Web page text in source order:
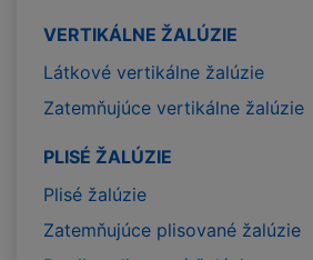
VERTIKÁLNE ŽALÚZIE
Látkové vertikálne žalúzie
Zatemňujúce vertikálne žalúzie
PLISÉ ŽALÚZIE
Plisé žalúzie
Zatemňujúce plisované žalúzie